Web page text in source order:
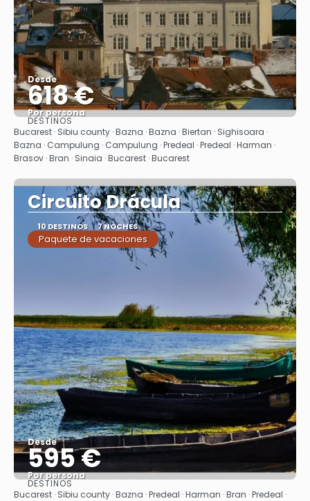
Desde
618 €
Por persona
Ver
DESTINOS
Bucarest · Sibiu county · Bazna · Bazna · Biertan · Sighisoara ·
Bazna · Campulung · Campulung · Predeal · Predeal · Harman ·
Brasov · Bran · Sinaia · Bucarest · Bucarest
Circuito Drácula
10 DESTINOS 7 NOCHES
Paquete de vacaciones
Desde
595 €
Por persona
Ver
DESTINOS
Bucarest · Sibiu county · Bazna · Predeal · Harman · Bran · Predeal ·